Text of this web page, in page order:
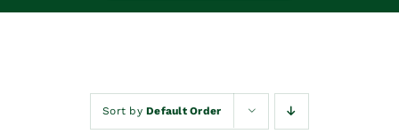
Sort byDefault Order